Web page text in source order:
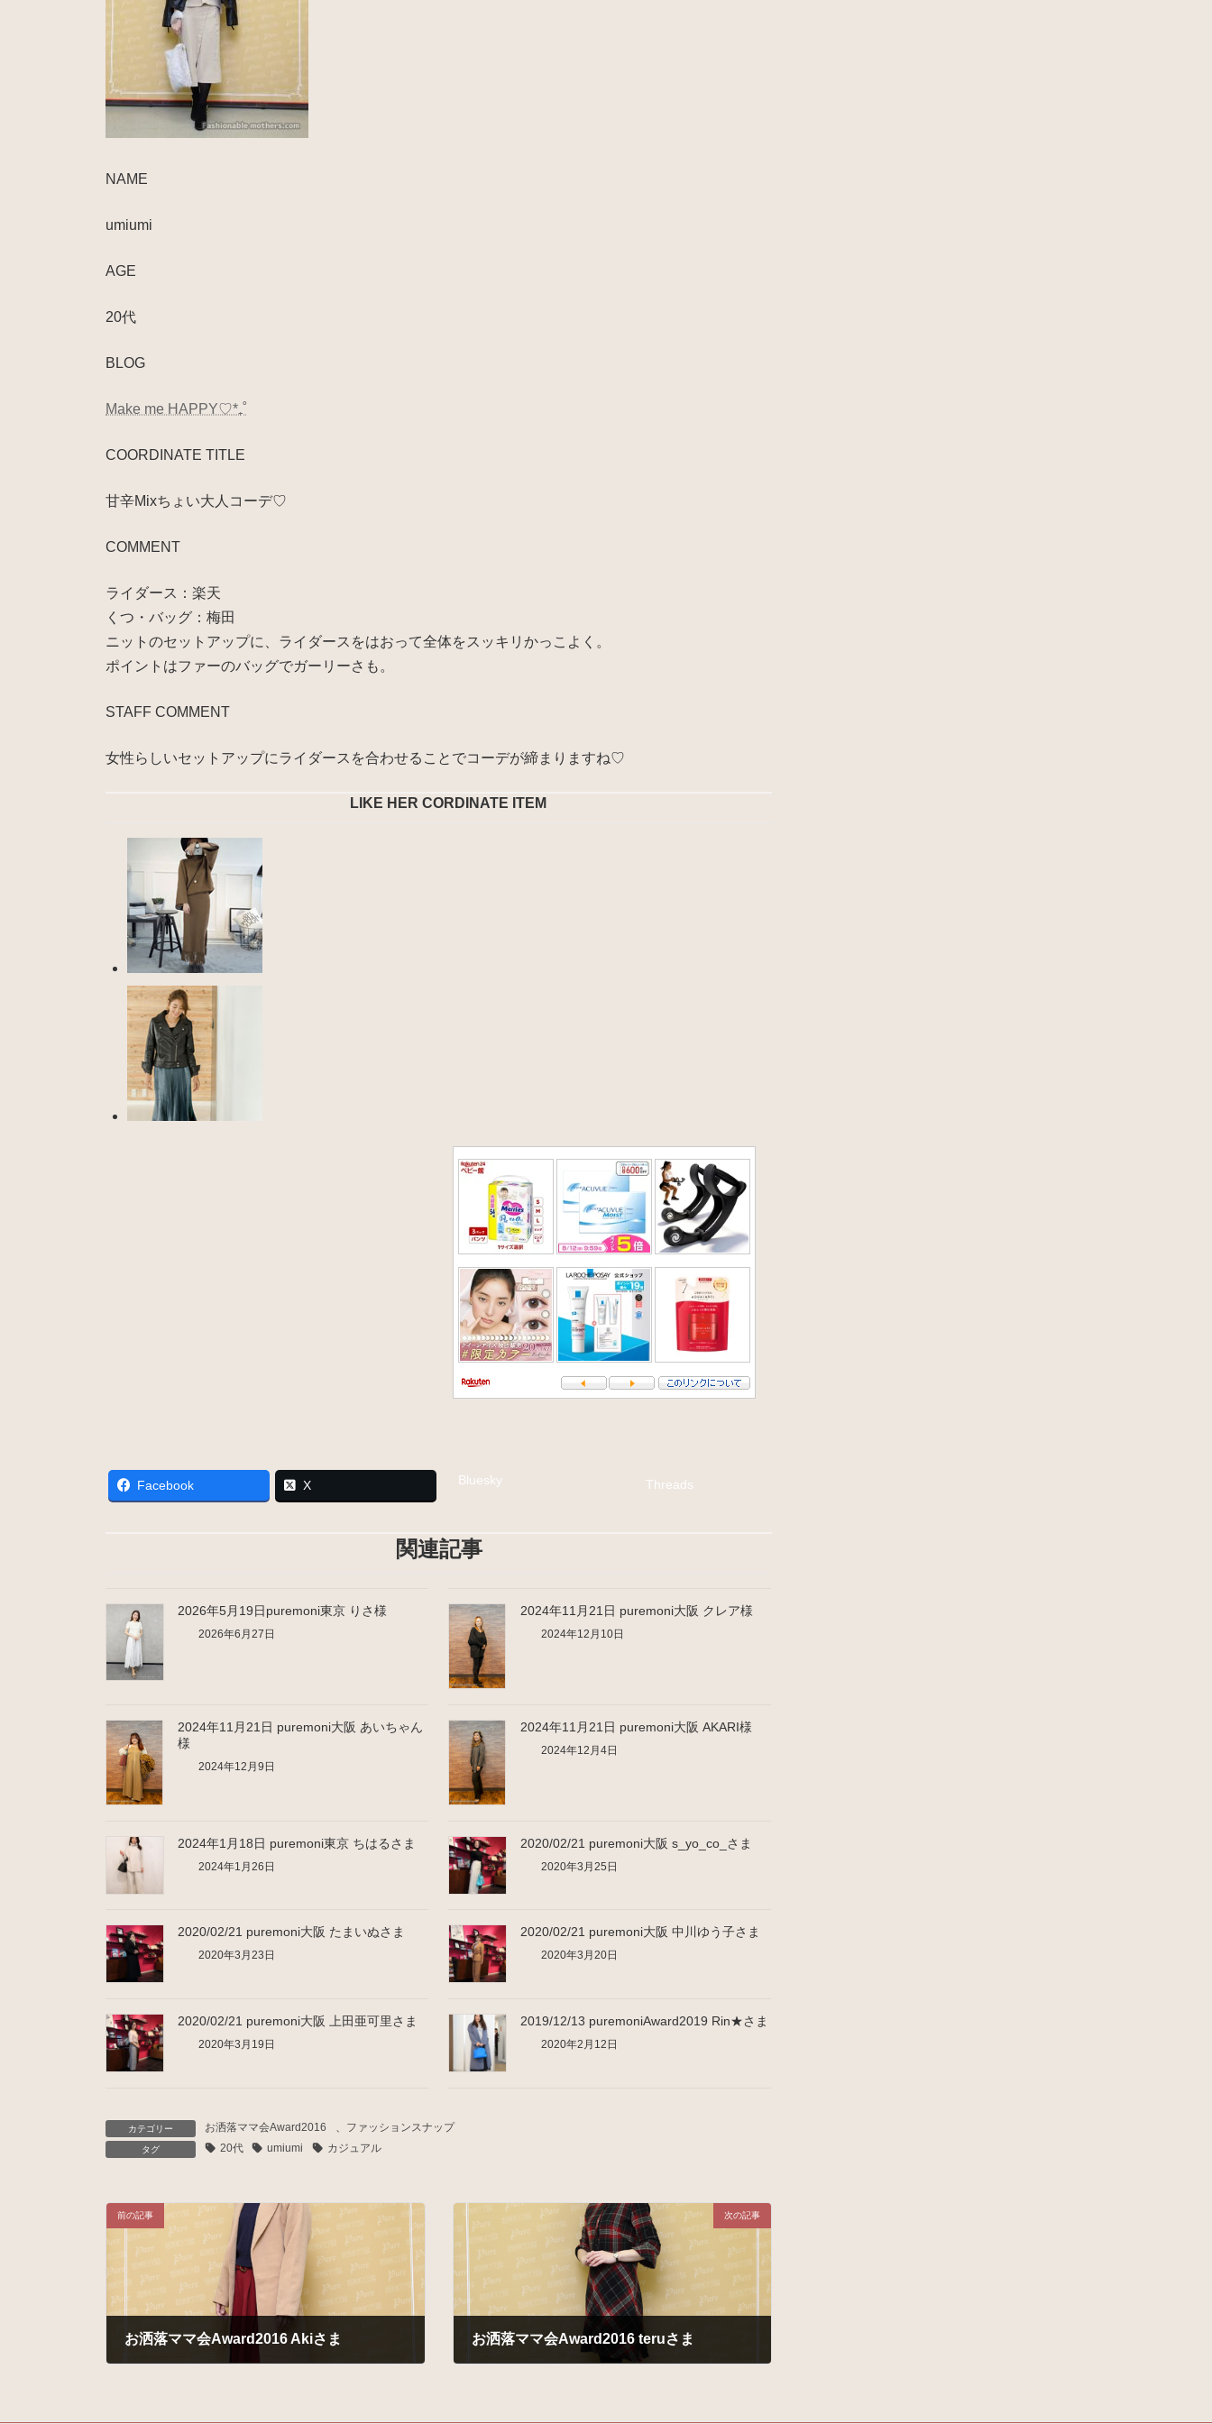
NAME
umiumi
AGE
20代
BLOG
Make me HAPPY♡*₊˚
COORDINATE TITLE
甘辛Mixちょい大人コーデ♡
COMMENT
ライダース：楽天
くつ・バッグ：梅田
ニットのセットアップに、ライダースをはおって全体をスッキリかっこよく。
ポイントはファーのバッグでガーリーさも。
STAFF COMMENT
女性らしいセットアップにライダースを合わせることでコーデが締まりますね♡
LIKE HER CORDINATE ITEM
Facebook X Bluesky Threads
関連記事
2026年5月19日puremoni東京 りさ様
2026年6月27日
2024年11月21日 puremoni大阪 クレア様
2024年12月10日
2024年11月21日 puremoni大阪 あいちゃん
様
2024年12月9日
2024年11月21日 puremoni大阪 AKARI様
2024年12月4日
2024年1月18日 puremoni東京 ちはるさま
2024年1月26日
2020/02/21 puremoni大阪 s_yo_co_さま
2020年3月25日
2020/02/21 puremoni大阪 たまいぬさま
2020年3月23日
2020/02/21 puremoni大阪 中川ゆう子さま
2020年3月20日
2020/02/21 puremoni大阪 上田亜可里さま
2020年3月19日
2019/12/13 puremoniAward2019 Rin★さま
2020年2月12日
カテゴリー お洒落ママ会Award2016 、 ファッションスナップ
タグ 20代 umiumi カジュアル
前の記事
お洒落ママ会Award2016 Akiさま
次の記事
お洒落ママ会Award2016 teruさま